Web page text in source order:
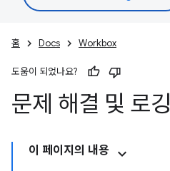
홈 Docs Workbox
도움이 되었나요?
문제 해결 및 로깅
이 페이지의 내용